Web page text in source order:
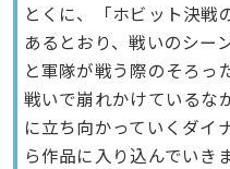
とくに、「ホビット決戦
あるとおり、戦いのシー
と軍隊が戦う際のそろっ
戦いで崩れかけているな
に立ち向かっていくダイ
ら作品に入り込んでいき